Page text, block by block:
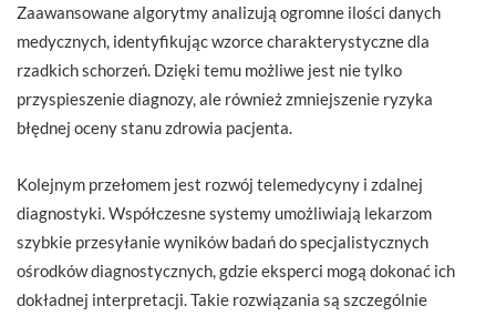
Zaawansowane algorytmy analizują ogromne ilości danych
medycznych, identyfikując wzorce charakterystyczne dla
rzadkich schorzeń. Dzięki temu możliwe jest nie tylko
przyspieszenie diagnozy, ale również zmniejszenie ryzyka
błędnej oceny stanu zdrowia pacjenta.
Kolejnym przełomem jest rozwój telemedycyny i zdalnej
diagnostyki. Współczesne systemy umożliwiają lekarzom
szybkie przesyłanie wyników badań do specjalistycznych
ośrodków diagnostycznych, gdzie eksperci mogą dokonać ich
dokładnej interpretacji. Takie rozwiązania są szczególnie